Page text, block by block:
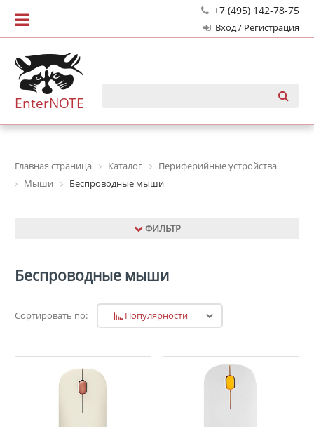
+7 (495) 142-78-75
Вход / Регистрация
EnterNOTE
Главная страница Каталог
Периферийные устройства
Мыши
Беспроводные мыши
ФИЛЬТР
Беспроводные мыши
Сортировать по: Популярности